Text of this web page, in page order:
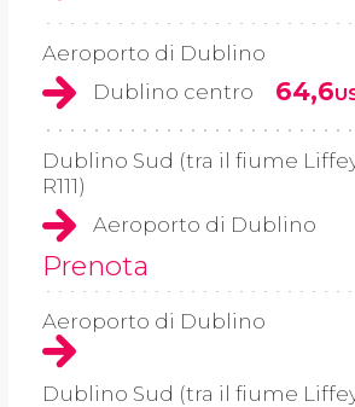
Aeroporto di Dublino
Dublino centro
64,6
Dublino Sud (tra il fiume
R111)
Aeroporto di Dublino
Prenota
Aeroporto di Dublino
Dublino Sud (tra il fiume